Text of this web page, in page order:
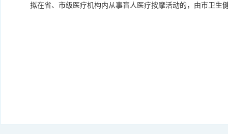
拟在省、市级医疗机构内从事盲人医疗按摩活动的，由市卫